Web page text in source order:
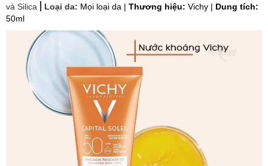
và Silica
Loại da: Mọi loại da | Thương hiệu: Vichy | Dung tích:
50ml